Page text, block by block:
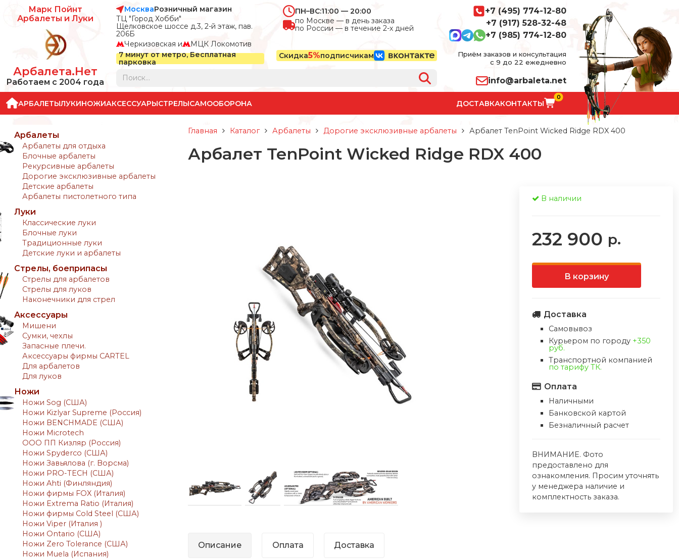
Марк Пойнт
Арбалеты и Луки
Арбалета.Нет
Работаем с 2004 года
МоскваРозничный магазин
ТЦ "Город Хобби"
Щелковское шоссе д.3, 2-й этаж, пав.
206Б
Черкизовская и
МЦК Локомотив
ПН–ВС:11:00 — 20:00
по Москве — в день заказа
по России — в течение 2-х дней
7 минут от метро, Бесплатная
парковка
Скидка5%подписчикам
+7 (495) 774-12-80
+7 (917) 528-32-48
+7 (985) 774-12-80
Приём заказов и консультация
с 9 до 22 ежедневно
info@arbaleta.net
АРБАЛЕТЫЛУКИНОЖИАКСЕССУАРЫСТРЕЛЫСАМООБОРОНА ДОСТАВКАКОНТАКТЫ
0
Арбалеты
Арбалеты для отдыха
Блочные арбалеты
Рекурсивные арбалеты
Дорогие эксклюзивные арбалеты
Детские арбалеты
Арбалеты пистолетного типа
Луки
Классические луки
Блочные луки
Традиционные луки
Детские луки и арбалеты
Стрелы, боеприпасы
Стрелы для арбалетов
Стрелы для луков
Наконечники для стрел
Аксессуары
Мишени
Сумки, чехлы
Запасные плечи.
Аксессуары фирмы CARTEL
Для арбалетов
Для луков
Ножи
Ножи Sog (США)
Ножи Kizlyar Supreme (Россия)
Ножи BENCHMADE (США)
Ножи Microtech
ООО ПП Кизляр (Россия)
Ножи Spyderco (США)
Ножи Завьялова (г. Ворсма)
Ножи PRO-TECH (США)
Ножи Ahti (Финляндия)
Ножи фирмы FOX (Италия)
Ножи Extrema Ratio (Италия)
Ножи фирмы Cold Steel (США)
Ножи Viper (Италия )
Ножи Ontario (США)
Ножи Zero Tolerance (США)
Ножи Muela (Испания)
Главная Каталог Арбалеты Дорогие эксклюзивные арбалеты Арбалет TenPoint Wicked Ridge RDX 400
Арбалет TenPoint Wicked Ridge RDX 400
В наличии
232 900 р.
В корзину
Доставка
Самовывоз
Курьером по городу +350
руб.
Транспортной компанией
по тарифу ТК.
Оплата
Наличными
Банковской картой
Безналичный расчет
ВНИМАНИЕ. Фото
предоставлено для
ознакомления. Просим уточнять
у менеджера наличие и
комплектность заказа.
Описание Оплата Доставка